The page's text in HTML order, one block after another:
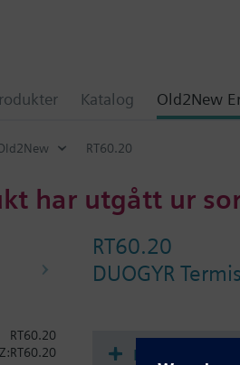
Katalog Old2New
RT60.20
har utgått ur
RT60.20
DUOGYR
RT60.20